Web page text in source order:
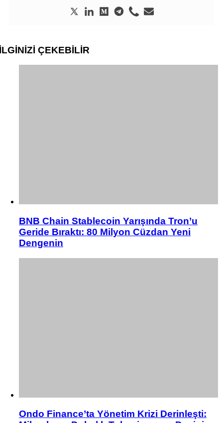
ÇEKEBİLİR
BNB Chain Stablecoin Yarışında Tron’u
Geride Bıraktı: 80 Milyon Cüzdan Yeni
Dengenin
Ondo Finance’ta Yönetim Krizi Derinleşti: